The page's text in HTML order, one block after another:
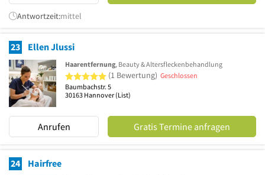
Antwortzeit:mittel
23 Ellen Jlussi
Haarentfernung, Beauty & Altersfleckenbehandlung
5 von 5 Sternen
(1 Bewertung) Geschlossen
Baumbachstr. 5
30163 Hannover(List)
Anrufen Gratis Termine anfragen
24 Hairfree